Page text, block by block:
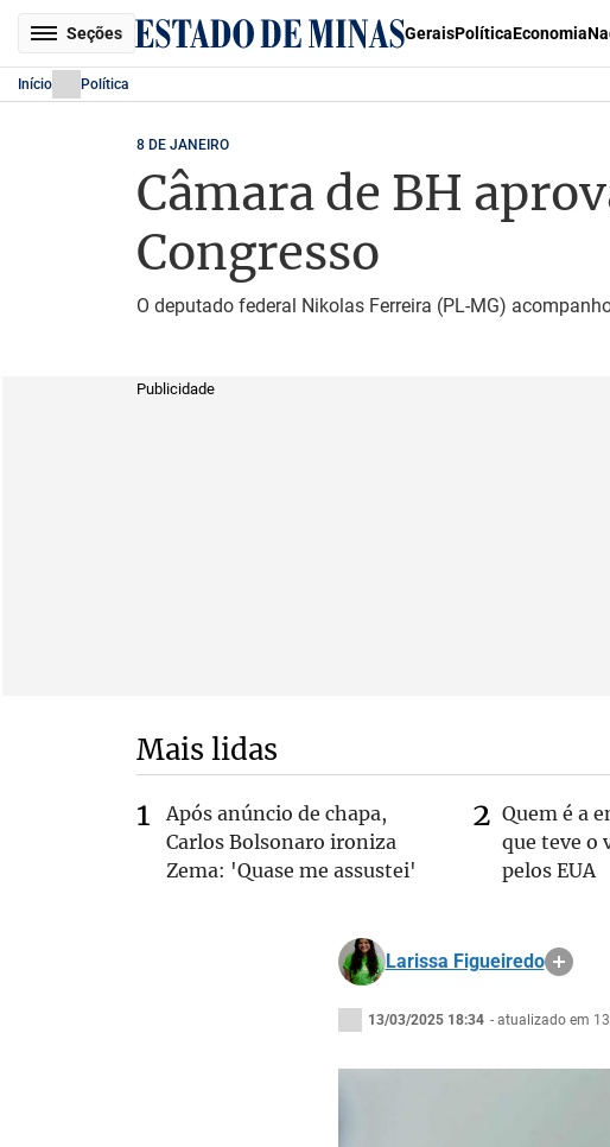
Seções GeraisPolíticaEconomia
Início Política
8 DE JANEIRO
Câmara de BH
Congresso
O deputado federal Nikolas Ferreira (PL-MG)
Publicidade
Mais lidas
Após anúncio de chapa,
Carlos Bolsonaro ironiza
Zema: 'Quase me assustei'
Quem é a
que teve o
pelos EUA
Larissa Figueiredo
13/03/2025 18:34 - atualizado em